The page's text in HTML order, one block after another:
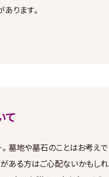
ります。
て
墓地や墓石のことはお考えで
ある方はご心配ないかもしれ